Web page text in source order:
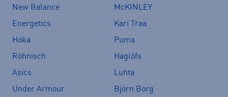
New Balance
McKINLEY
Energetics
Kari Traa
Hoka
Puma
Röhnisch
Haglöfs
Asics
Luhta
Under Armour
Björn Borg